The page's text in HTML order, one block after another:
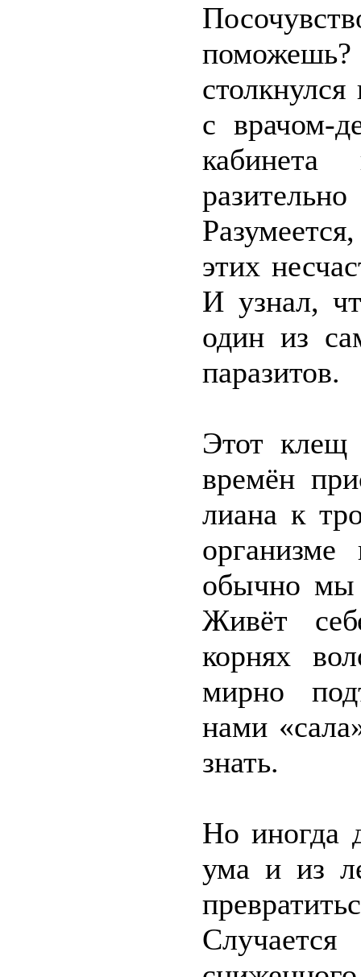
с врачом-
кабинета
этих
И узнал,
один из
паразитов.
Этот клещ
времён
лиана к
обычно мы
Живёт
корнях
мирно
нами
знать.
Но иногда
ума и из